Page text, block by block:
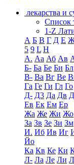
лекарства и
Список
1-Z
А Б В Г Д Е
5 9 L H
А. Аа Аб Ав
Б- Ба Бе Би Бл
В- Ва Вг Ве
Га Ге Ги Гл Го
Д- Д3 Да Дв
Ев Ек Ем Ер
Жа Же Жи Жо
За Зв Зе Зи Зм
И. Иб Ив Иг
Йо
Ка Кв Ке Ки
Л- Ла Ле Ли